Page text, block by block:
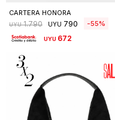
CARTERA HONORA
UYU 1.790 UYU 790 55
UYU 672